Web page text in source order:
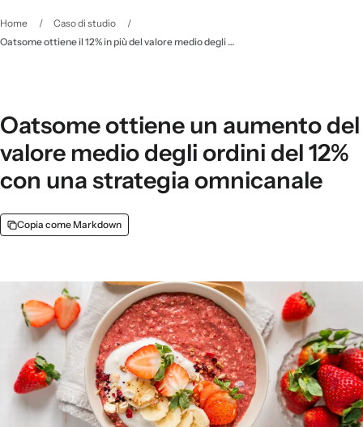
Home / Caso di studio
/
Oatsome ottiene il 12% in più del valore medio degli ordini con l'approccio omnicanale - Klaviyo
Oatsome ottiene un aumento del
valore medio degli ordini del 12%
con una strategia omnicanale
Copia come Markdown